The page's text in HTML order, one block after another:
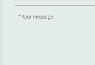
Your message: